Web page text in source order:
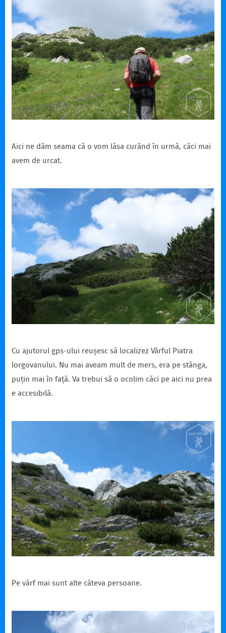
Aici ne dăm seama că o vom lăsa curând în urmă, căci mai
avem de urcat.
Cu ajutorul gps-ului reușesc să localizez Vârful Piatra
Iorgovanului. Nu mai aveam mult de mers, era pe stânga,
puțin mai în față. Va trebui să o ocolim căci pe aici nu prea
e accesibilă.
Pe vârf mai sunt alte câteva persoane.